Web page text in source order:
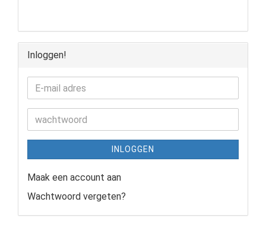
Inloggen!
INLOGGEN
Maak een account aan
Wachtwoord vergeten?